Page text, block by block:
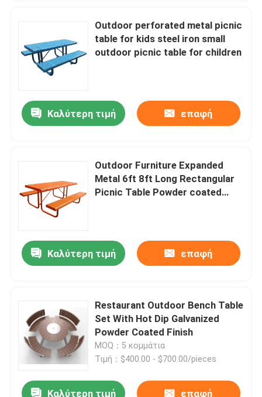
Σπίτι
Επισκεψή εργοστασίου
Έλεγχος ποιότητας
Επικοινωνήστε μαζί μας
Ζητήστε μια προσφορά
Εξωτερικά μεταλλικά παγκάκια
Εξωτερικό ξύλινο παγκάκι
Outdoor perforated metal picnic
table for kids steel iron small
outdoor picnic table for children
Καλύτερη τιμή επαφή
Outdoor Furniture Expanded
Metal 6ft 8ft Long Rectangular
Picnic Table Powder coated
Καλύτερη τιμή επαφή
Restaurant Outdoor Bench Table
Set With Hot Dip Galvanized
Powder Coated Finish
MOQ：5 κομμάτια
Τιμή：$400.00 - $700.00/pieces
Καλύτερη τιμή επαφή